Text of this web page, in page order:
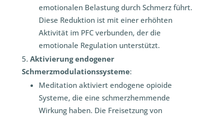
emotionalen Belastung durch Schmerz führt.
Diese Reduktion ist mit einer erhöhten
Aktivität im PFC verbunden, der die
emotionale Regulation unterstützt.
Aktivierung endogener
Schmerzmodulationssysteme:
Meditation aktiviert endogene opioide
Systeme, die eine schmerzhemmende
Wirkung haben. Die Freisetzung von